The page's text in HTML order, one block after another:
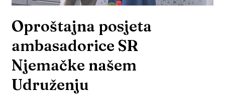
Oproštajna posjeta
ambasadorice SR
Njemačke našem
Udruženju